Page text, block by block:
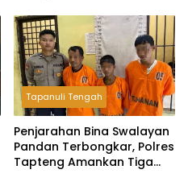
Tapanuli Tengah
Penjarahan Bina Swalayan
Pandan Terbongkar, Polres
Tapteng Amankan Tiga